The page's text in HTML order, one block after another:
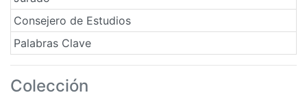
Consejero de Estudios
Palabras Clave
Colección